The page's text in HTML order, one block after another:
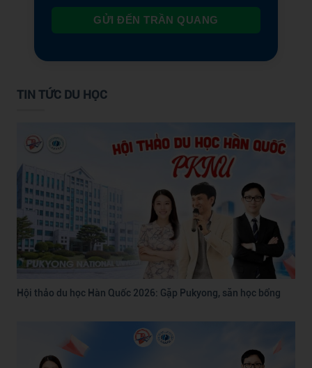
GỬI ĐẾN TRẦN QUANG
TIN TỨC DU HỌC
Hội thảo du học Hàn Quốc 2026: Gặp Pukyong, săn học bổng